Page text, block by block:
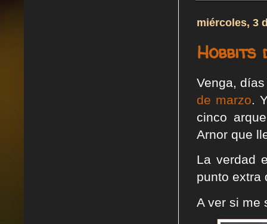
miércoles, 3
Venga,
de marzo.
cinco
Arnor que
La verdad
punto extra
A ver si me